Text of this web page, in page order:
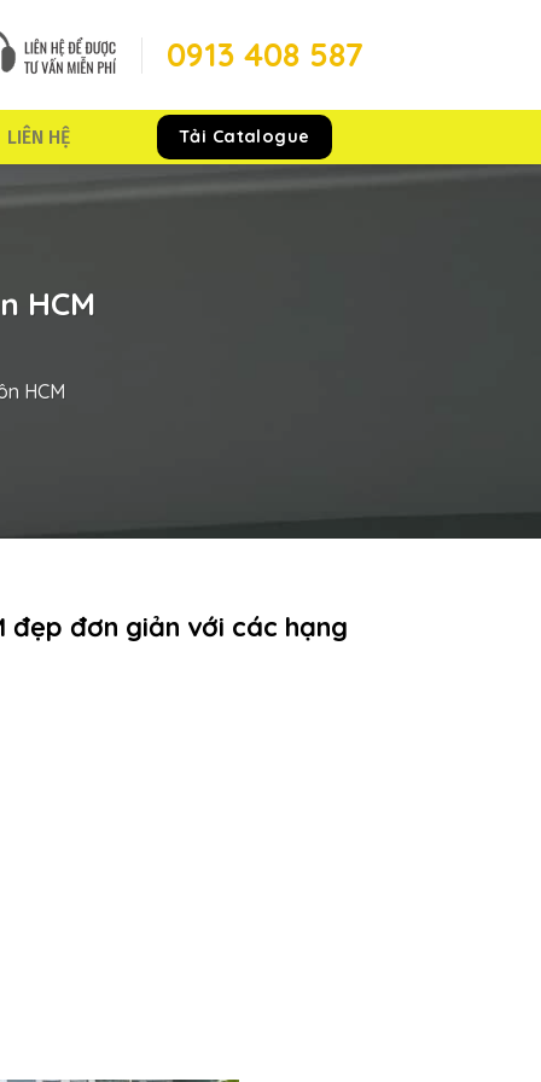
0913 408 587
LIÊN HỆ Tải Catalogue
HCM
HCM
đẹp đơn giản với các hạng